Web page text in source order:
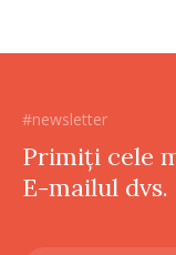
#newsletter
Primiți cele
E-mailul dvs.